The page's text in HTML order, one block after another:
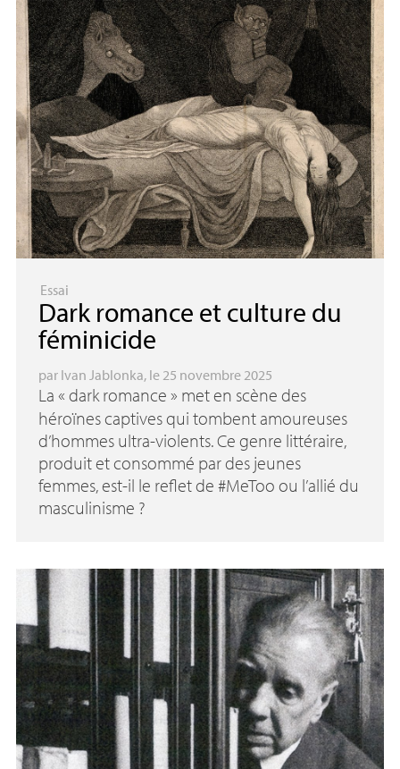
Essai
Dark romance et culture du
féminicide
par Ivan Jablonka, le 25 novembre 2025
La « dark romance » met en scène des
héroïnes captives qui tombent amoureuses
d’hommes ultra-violents. Ce genre littéraire,
produit et consommé par des jeunes
femmes, est-il le reflet de #MeToo ou l’allié du
masculinisme ?